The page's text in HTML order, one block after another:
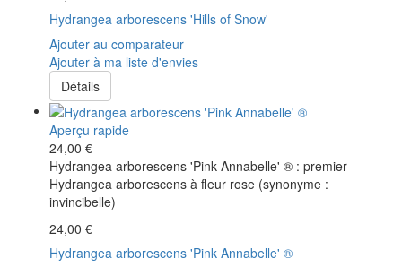
Hydrangea arborescens 'Hills of Snow'
Ajouter au comparateur
Ajouter à ma liste d'envies
Détails
Aperçu rapide
24,00 €
Hydrangea arborescens 'Pink Annabelle' ® : premier
Hydrangea arborescens à fleur rose (synonyme :
invincibelle)
24,00 €
Hydrangea arborescens 'Pink Annabelle' ®